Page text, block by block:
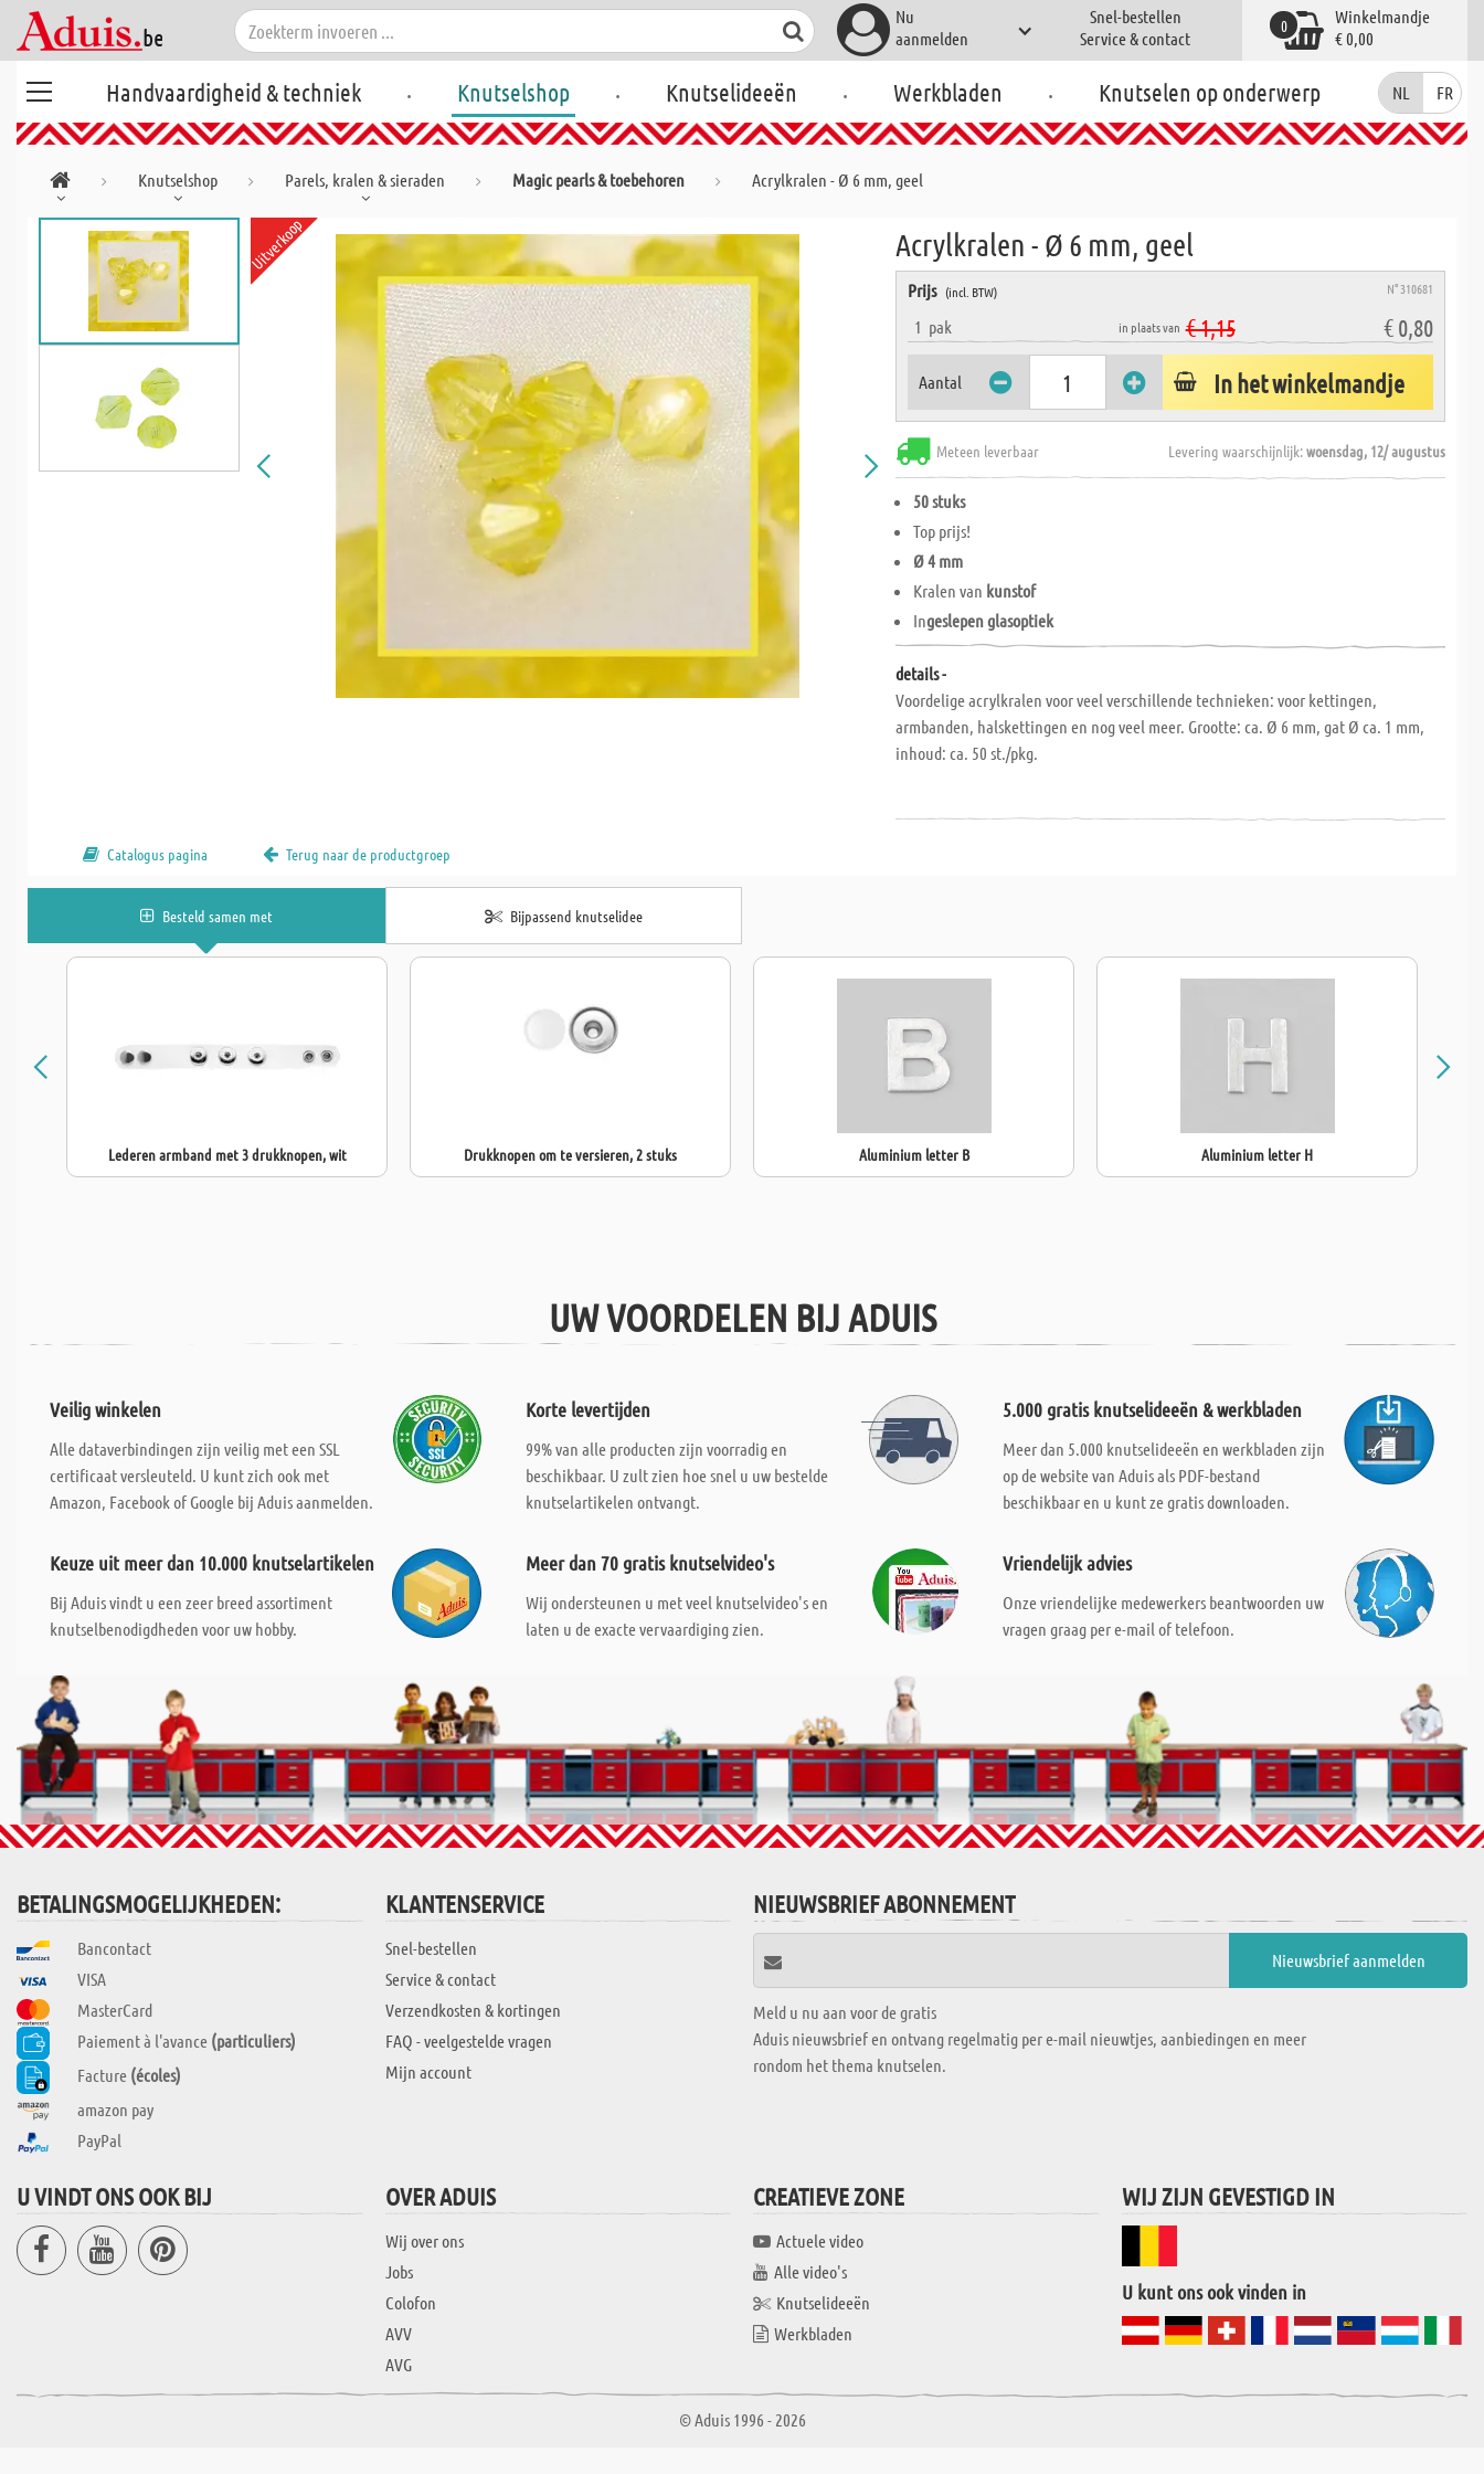
Nu
aanmelden
Snel-bestellen
Service & contact
Winkelmandje
€ 0,00
0
Handvaardigheid & techniek . Knutselshop . Knutselideeën . Werkbladen . Knutselen op onderwerp NL FR
Knutselshop Parels, kralen & sieraden Magic pearls & toebehoren Acrylkralen - Ø 6 mm, geel
Uitverkoop Acrylkralen - Ø 6 mm, geel
Prijs (incl. BTW) N° 310681
1 pak in plaats van € 1,15 € 0,80
Aantal In het winkelmandje
Meteen leverbaar Levering waarschijnlijk:woensdag, 12/ augustus
50 stuks
Top prijs!
Ø 4 mm
Kralen van kunstof
Ingeslepen glasoptiek
details -
Voordelige acrylkralen voor veel verschillende technieken: voor kettingen,
armbanden, halskettingen en nog veel meer. Grootte: ca. Ø 6 mm, gat Ø ca. 1 mm,
inhoud: ca. 50 st./pkg.
Catalogus pagina Terug naar de productgroep
Besteld samen met Bijpassend knutselidee
Lederen armband met 3 drukknopen, wit Drukknopen om te versieren, 2 stuks Aluminium letter B Aluminium letter H
UW VOORDELEN BIJ ADUIS
Veilig winkelen
Alle dataverbindingen zijn veilig met een SSL
certificaat versleuteld. U kunt zich ook met
Amazon, Facebook of Google bij Aduis aanmelden.
Korte levertijden
99% van alle producten zijn voorradig en
beschikbaar. U zult zien hoe snel u uw bestelde
knutselartikelen ontvangt.
5.000 gratis knutselideeën & werkbladen
Meer dan 5.000 knutselideeën en werkbladen zijn
op de website van Aduis als PDF-bestand
beschikbaar en u kunt ze gratis downloaden.
Keuze uit meer dan 10.000 knutselartikelen
Bij Aduis vindt u een zeer breed assortiment
knutselbenodigdheden voor uw hobby.
Meer dan 70 gratis knutselvideo's
Wij ondersteunen u met veel knutselvideo's en
laten u de exacte vervaardiging zien.
Vriendelijk advies
Onze vriendelijke medewerkers beantwoorden uw
vragen graag per e-mail of telefoon.
BETALINGSMOGELIJKHEDEN:
Bancontact
VISA
MasterCard
Paiement à l'avance (particuliers)
Facture (écoles)
amazon pay
PayPal
KLANTENSERVICE
Snel-bestellen
Service & contact
Verzendkosten & kortingen
FAQ - veelgestelde vragen
Mijn account
NIEUWSBRIEF ABONNEMENT
Meld u nu aan voor de gratis
Aduis nieuwsbrief en ontvang regelmatig per e-mail nieuwtjes, aanbiedingen en meer
rondom het thema knutselen.
U VINDT ONS OOK BIJ OVER ADUIS
Wij over ons
Jobs
Colofon
AVV
AVG
CREATIEVE ZONE
Actuele video
Alle video's
Knutselideeën
Werkbladen
WIJ ZIJN GEVESTIGD IN
U kunt ons ook vinden in
© Aduis 1996 - 2026